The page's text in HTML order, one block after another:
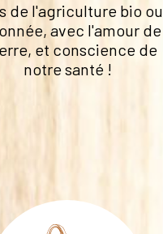
de l'agriculture bio ou
avec l'amour de
et conscience de
notre santé !